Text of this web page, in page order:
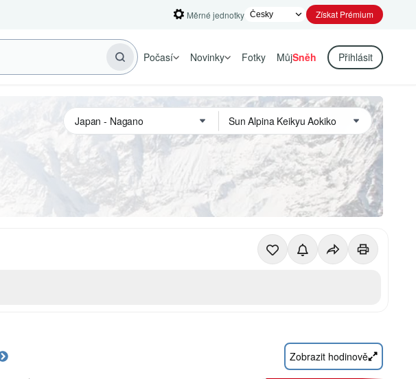
Měrné jednotky Získat Prémium
Počasí Novinky Fotky MůjSněh Přihlásit
Zobrazit hodinově